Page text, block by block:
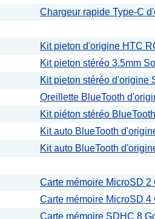
Chargeur rapide Type-C
Kit pieton d'origine HTC
Kit pieton stéréo 3.5mm
Kit pieton stéréo d'origine
Oreillette BlueTooth
Kit piéton stéréo
Kit auto BlueTooth
Kit auto BlueTooth
Carte mémoire MicroSD 2
Carte mémoire MicroSD 4
Carte mémoire SDHC 8